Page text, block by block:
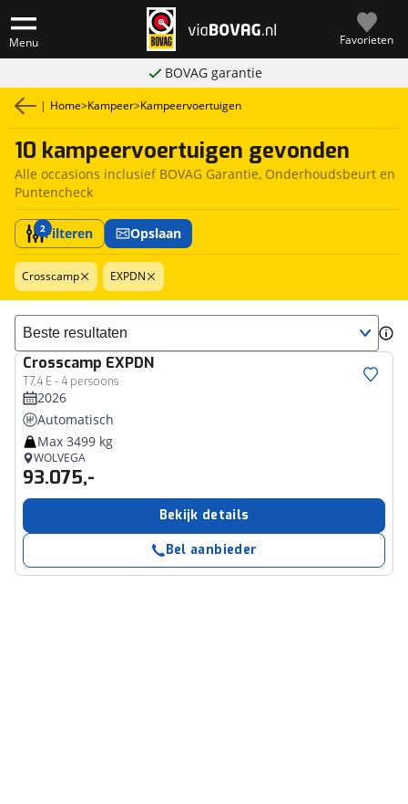
Menu Favorieten
BOVAG garantie
| Home>Kampeer>Kampeervoertuigen
10 kampeervoertuigen gevonden
Alle occasions inclusief BOVAG Garantie, Onderhoudsbeurt en
Puntencheck
2Filteren Opslaan
Crosscamp EXPDN
Sorteer resultaten
Crosscamp EXPDN
T7.4 E - 4 persoons
2026
Automatisch
Max 3499 kg
WOLVEGA
93.075,-
Bekijk details
Bel aanbieder